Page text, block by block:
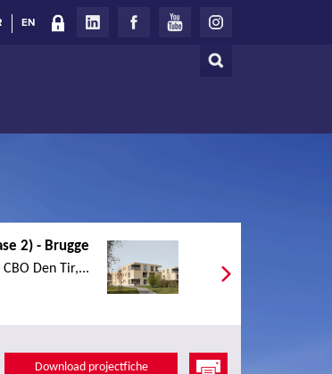
Zoeken
EN
2) - Brugge
Den Tir,...
Download projectfiche